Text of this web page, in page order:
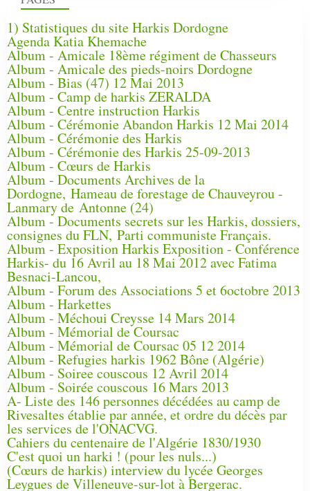
1) Statistiques du site Harkis Dordogne
Agenda Katia Khemache
Album - Amicale 18ème régiment de Chasseurs
Album - Amicale des pieds-noirs Dordogne
Album - Bias (47) 12 Mai 2013
Album - Camp de harkis ZERALDA
Album - Centre instruction Harkis
Album - Cérémonie Abandon Harkis 12 Mai 2014
Album - Cérémonie des Harkis
Album - Cérémonie des Harkis 25-09-2013
Album - Cœurs de Harkis
Album - Documents Archives de la
Dordogne, Hameau de forestage de Chauveyrou -
Lanmary de Antonne (24)
Album - Documents secrets sur les Harkis, dossiers,
consignes du FLN, Parti communiste Français.
Album - Exposition Harkis Exposition - Conférence
Harkis- du 16 Avril au 18 Mai 2012 avec Fatima
Besnaci-Lancou,
Album - Forum des Associations 5 et 6octobre 2013
Album - Harkettes
Album - Méchoui Creysse 14 Mars 2014
Album - Mémorial de Coursac
Album - Mémorial de Coursac 05 12 2014
Album - Refugies harkis 1962 Bône (Algérie)
Album - Soiree couscous 12 Avril 2014
Album - Soirée couscous 16 Mars 2013
A- Liste des 146 personnes décédées au camp de
Rivesaltes établie par année, et ordre du décès par
les services de l'ONACVG.
Cahiers du centenaire de l'Algérie 1830/1930
C'est quoi un harki ! (pour les nuls...)
(Cœurs de harkis) interview du lycée Georges
Leygues de Villeneuve-sur-lot à Bergerac.